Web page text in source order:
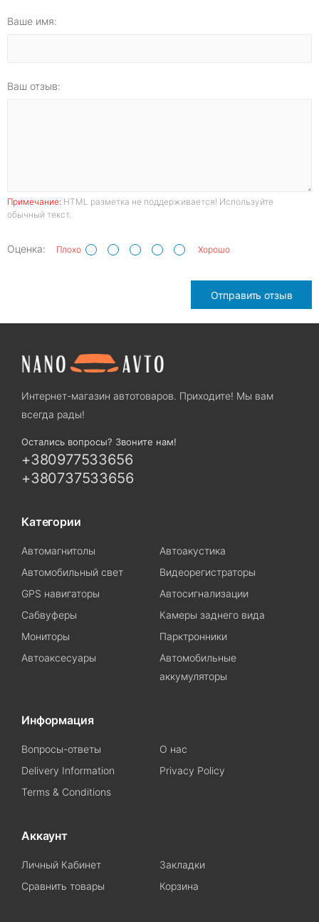
Ваше имя:
Ваш отзыв:
Примечание: HTML разметка не поддерживается! Используйте
обычный текст.
Оценка: Плохо Хорошо
Отправить отзыв
Интернет-магазин автотоваров. Приходите! Мы вам
всегда рады!
Остались вопросы? Звоните нам!
+380977533656
+380737533656
Категории
Автомагнитолы
Автоакустика
Автомобильный свет
Видеорегистраторы
GPS навигаторы
Автосигнализации
Сабвуферы
Камеры заднего вида
Мониторы
Парктронники
Автоаксесуары
Автомобильные
аккумуляторы
Информация
Вопросы-ответы
О нас
Delivery Information
Privacy Policy
Terms & Conditions
Аккаунт
Личный Кабинет
Закладки
Сравнить товары
Корзина